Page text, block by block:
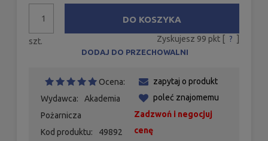
szt.
DO KOSZYKA
Zyskujesz 99 pkt [ ? ]
DODAJ DO PRZECHOWALNI
Ocena:
Wydawca:
Akademia
Pożarnicza
Kod produktu:
49892
zapytaj o produkt
poleć znajomemu
Zadzwoń i negocjuj
cenę